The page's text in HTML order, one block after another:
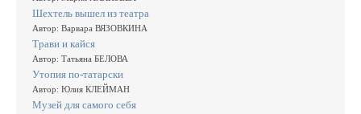
Шехтель вышел из театра
Автор: Варвара ВЯЗОВКИНА
Трави и кайся
Автор: Татьяна БЕЛОВА
Утопия по-татарски
Автор: Юлия КЛЕЙМАН
Музей для самого себя